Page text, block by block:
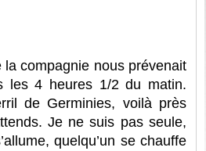
compagnie nous prévenait
les 4 heures 1/2 du matin.
de Germinies, voilà près
Je ne suis pas seule,
quelqu’un se chauffe